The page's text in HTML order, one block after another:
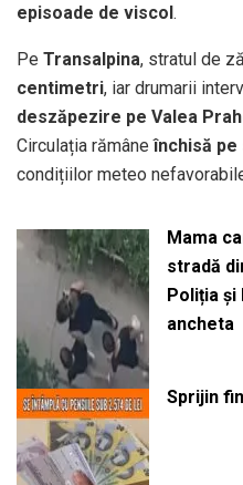
episoade de viscol .
Pe Transalpina, stratul de
centimetri, iar drumarii
deszăpezire pe Valea
Circulația rămâneînchisă
condițiilor meteo
Mama
stradă
Poliția
ancheta
Sprijin